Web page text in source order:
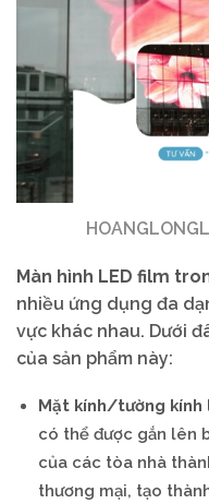
Màn hình LED film
nhiều ứng dụng đa
vực khác nhau. Dưới
của sản phẩm này:
Mặt kính/tường kính
có thể được gắn lên
của các tòa nhà
thương mại, tạo